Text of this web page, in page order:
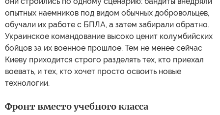
опытных наемников под видом обычных добровольцев,
обучали их работе с БПЛА, а затем забирали обратно.
Украинское командование высоко ценит колумбийских
бойцов за их военное прошлое. Тем не менее сейчас
Киеву приходится строго разделять тех, кто приехал
воевать, и тех, кто хочет просто освоить новые
технологии.
Фронт вместо учебного класса